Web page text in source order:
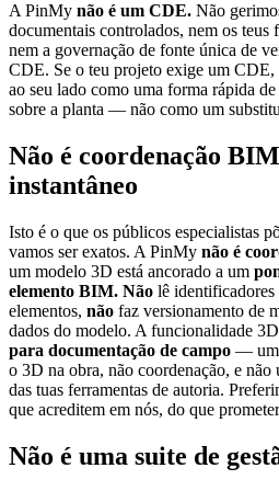
A PinMy não é um CDE. Não
documentais controlados, nem os
nem a governação de fonte única de
CDE. Se o teu projeto exige um
ao seu lado como uma forma rápida
sobre a planta — não como um
Não é coordenação
instantâneo
Isto é o que os públicos especialistas
vamos ser exatos. A PinMy não é
um modelo 3D está ancorado a um
elemento BIM. Não lê identificadores
elementos, não faz versionamento de
dados do modelo. A funcionalidade
para documentação de campo — um
o 3D na obra, não coordenação, e
das tuas ferramentas de autoria.
que acreditem em nós, do que
Não é uma suite de